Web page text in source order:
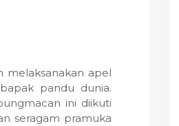
melaksanakan apel
pandu dunia.
ini diikuti
seragam pramuka